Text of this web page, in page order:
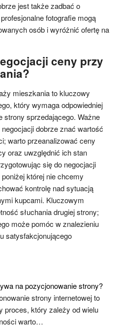
jest także zadbać o
fotografie mogą
osób i wyróżnić ofertę na
ceny przy
mieszkania to kluczowy
który wymaga odpowiedniej
sprzedającego. Ważne
dobrze znać wartość
warto przeanalizować ceny
oraz uwzględnić ich stan
się do negocjacji
której nie chcemy
kontrolę nad sytuacją
kupcami. Kluczowym
słuchania drugiej strony;
może pomóc w znalezieniu
satysfakcjonującego
na pozycjonowanie strony?
strony internetowej to
proces, który zależy od wielu
warto…